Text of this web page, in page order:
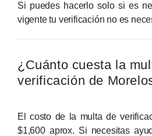
Si puedes hacerlo solo si es
vigente tu verificación no es
¿Cuánto cuesta la
verificación de
El costo de la multa de
$1,600 aprox. Si necesitas